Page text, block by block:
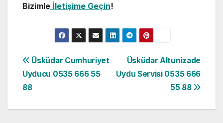
Bizimle İletişime Geçin!
Yazı
gezinmesi
Üsküdar Altunizade
Uydu Servisi 0535 666
55 88
Üsküdar Cumhuriyet
Uyducu 0535 666 55
88